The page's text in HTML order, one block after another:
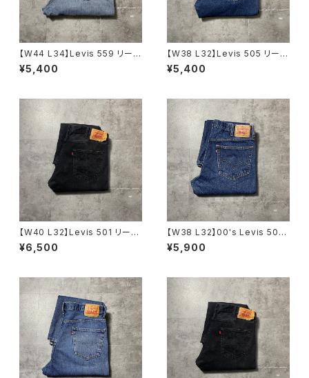
【W44 L34】Levis 559 リーバ
イス ジッパーフライ ルーズス
トレート 極太シルエット デニ
¥5,400
【W38 L32】Levis 505 リーバ
イス ジッパーフライ ストレー
トフィット デニムパンツ ジー
¥5,400
【W40 L32】Levis 501 リーバ
イス ボタンフライ ストレー
ト ブラックデニム ジーンズ
¥6,500
【W38 L32】00's Levis 505
リーバイス ジッパーフライ ス
トレート 濃紺 デニムパン
¥5,900